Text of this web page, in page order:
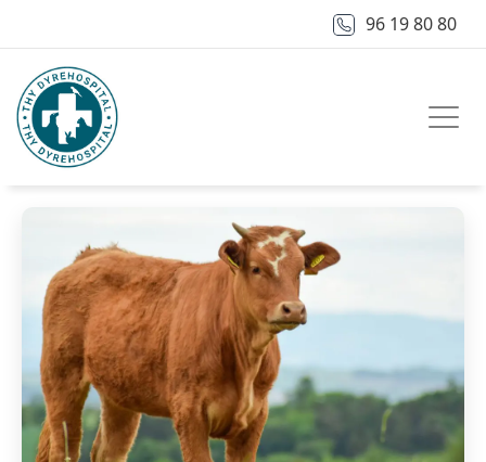
96 19 80 80